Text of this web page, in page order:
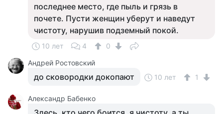
последнее место, где пыль и грязь в
почете. Пусти женщин уберут и наведут
чистоту, нарушив подземный покой.
10 лет 4
0
Андрей Ростовский
до сковородки докопают 10 лет 1
Александр Бабенко